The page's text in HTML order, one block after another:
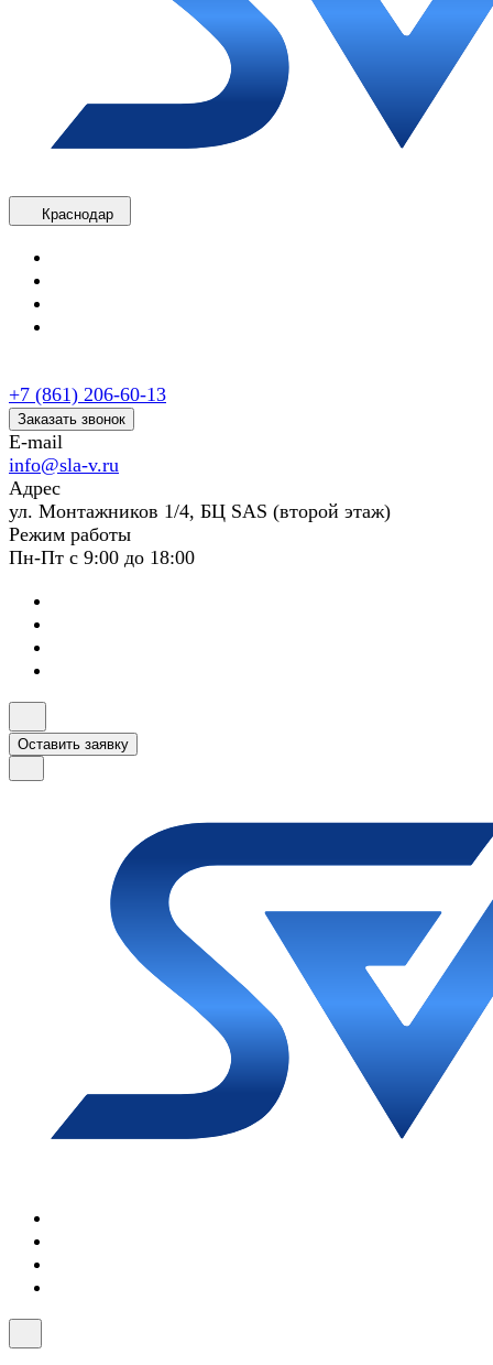
Краснодар
+7 (861) 206-60-13
Заказать звонок
E-mail
info@sla-v.ru
Адрес
ул. Монтажников 1/4, БЦ SAS (второй этаж)
Режим работы
Пн-Пт с 9:00 до 18:00
Оставить заявку